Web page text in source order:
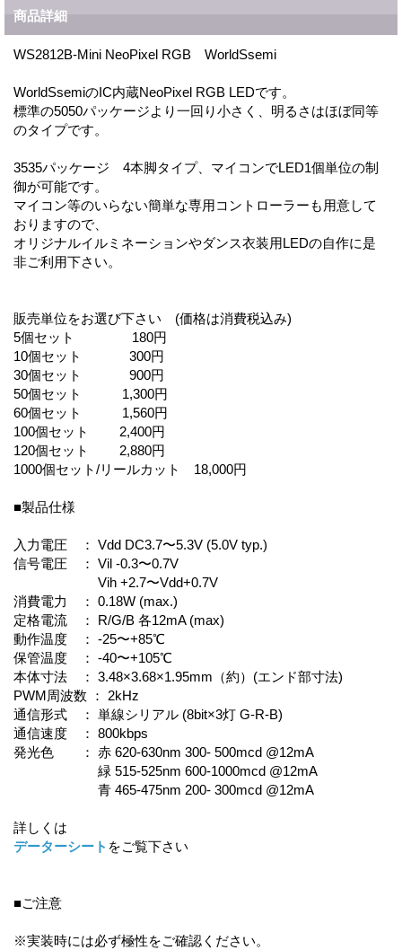
商品詳細
WS2812B-Mini NeoPixel RGB WorldSsemi
WorldSsemiのIC内蔵NeoPixel RGB LEDです。
標準の5050パッケージより一回り小さく、明るさはほぼ同等
のタイプです。
3535パッケージ 4本脚タイプ、マイコンでLED1個単位の制
御が可能です。
マイコン等のいらない簡単な専用コントローラーも用意して
おりますので、
オリジナルイルミネーションやダンス衣装用LEDの自作に是
非ご利用下さい。
販売単位をお選び下さい (価格は消費税込み)
5個セット 180円
10個セット 300円
30個セット 900円
50個セット 1,300円
60個セット 1,560円
100個セット 2,400円
120個セット 2,880円
1000個セット/リールカット 18,000円
■製品仕様
入力電圧 ： Vdd DC3.7〜5.3V (5.0V typ.)
信号電圧 ： Vil -0.3〜0.7V
Vih +2.7〜Vdd+0.7V
消費電力 ： 0.18W (max.)
定格電流 ： R/G/B 各12mA (max)
動作温度 ： -25〜+85℃
保管温度 ： -40〜+105℃
本体寸法 ： 3.48×3.68×1.95mm（約）(エンド部寸法)
PWM周波数 ： 2kHz
通信形式 ： 単線シリアル (8bit×3灯 G-R-B)
通信速度 ： 800kbps
発光色 ： 赤 620-630nm 300- 500mcd @12mA
緑 515-525nm 600-1000mcd @12mA
青 465-475nm 200- 300mcd @12mA
詳しくは
データーシート をご覧下さい
■ご注意
※実装時には必ず極性をご確認ください。